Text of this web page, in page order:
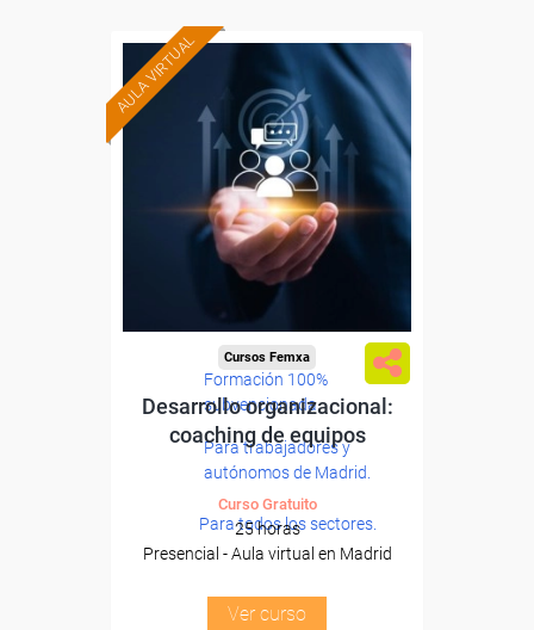
AULA VIRTUAL
Formación 100%
subvencionada.
Para trabajadores y
autónomos de Madrid.
Para todos los sectores.
Cursos Femxa
Desarrollo organizacional:
coaching de equipos
Curso Gratuito
25 horas
Presencial - Aula virtual en Madrid
Ver curso